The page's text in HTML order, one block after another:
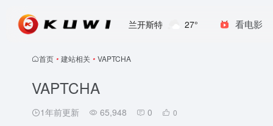
兰开斯特 27° 看电影
首页 • 建站相关 • VAPTCHA
VAPTCHA
1年前更新 65,948 0 0